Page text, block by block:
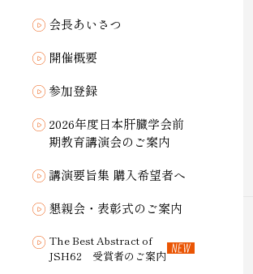
会長あいさつ
開催概要
参加登録
2026年度日本肝臓学会前
期教育講演会のご案内
講演要旨集 購入希望者へ
懇親会・表彰式のご案内
The Best Abstract of
JSH62 受賞者のご案内